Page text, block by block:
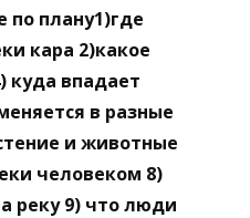
по плану1)где
кара 2)какое
куда впадает
в разные
и животные
человеком 8)
реку 9) что люди